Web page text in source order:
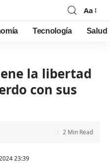
Font
Resizer
Aa
Tecnología Salud
la libertad
con sus
23:39
2 Min Read